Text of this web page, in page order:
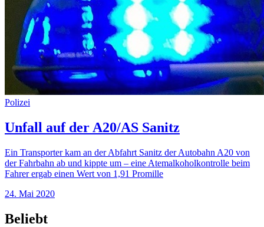
Polizei
Unfall auf der A20/AS Sanitz
Ein Transporter kam an der Abfahrt Sanitz der Autobahn A20 von
der Fahrbahn ab und kippte um – eine Atemalkoholkontrolle beim
Fahrer ergab einen Wert von 1,91 Promille
24. Mai 2020
Beliebt